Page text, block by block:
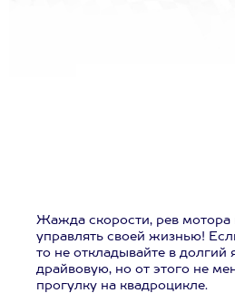
Жажда скорости, рев
управлять своей жизнью!
то не откладывайте в долгий
драйвовую, но от этого не
прогулку на квадроцикле.